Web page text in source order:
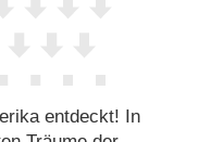
entdeckt! In